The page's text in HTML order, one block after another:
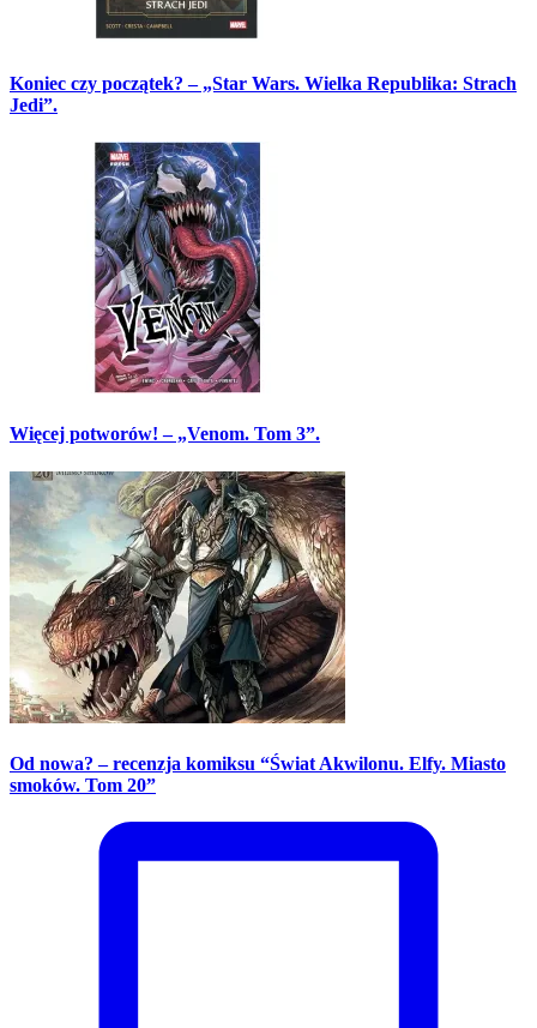
Koniec czy początek? – „Star Wars. Wielka Republika: Strach
Jedi”.
Więcej potworów! – „Venom. Tom 3”.
Od nowa? – recenzja komiksu “Świat Akwilonu. Elfy. Miasto
smoków. Tom 20”